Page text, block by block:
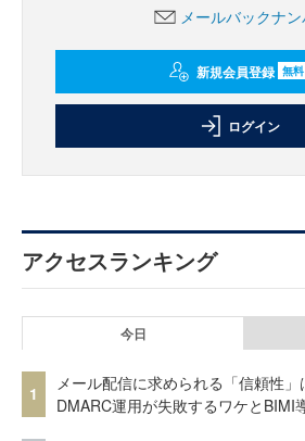
メールバックナ
新規会員登録 無料
ログイン
アクセスランキング
今日
1
メール配信に求められる「信頼性
DMARC運用が失敗するワケとBIMI